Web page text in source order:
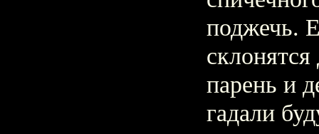
поджечь.
склонятся
парень и
гадали